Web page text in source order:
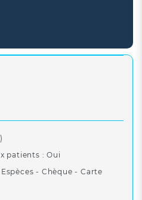
patients : Oui
- Chèque - Carte